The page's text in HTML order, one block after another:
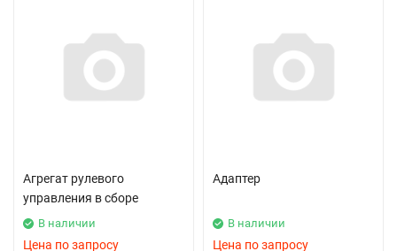
Агрегат рулевого
управления в сборе
В наличии
Цена по запросу
Адаптер
В наличии
Цена по запросу